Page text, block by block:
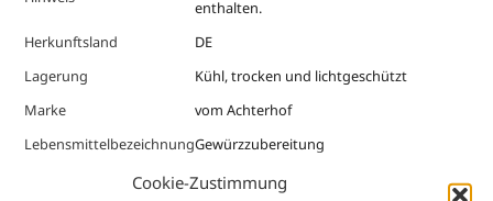
Cookie-Zustimmung
enthalten.
Herkunftsland
DE
Lagerung
Kühl, trocken und lichtgeschützt
Marke
vom Achterhof
LebensmittelbezeichnungGewürzzubereitung